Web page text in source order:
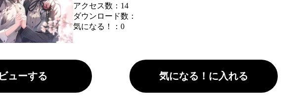
アクセス数：14
ダウンロード数：
気になる！： 0
ューする 気になる！に入れる